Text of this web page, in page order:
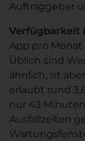
Auftraggeber
Verfügbarkeit
App pro
Üblich sind
ähnlich, ist
erlaubt rund
nur 43
Ausfallzeiten